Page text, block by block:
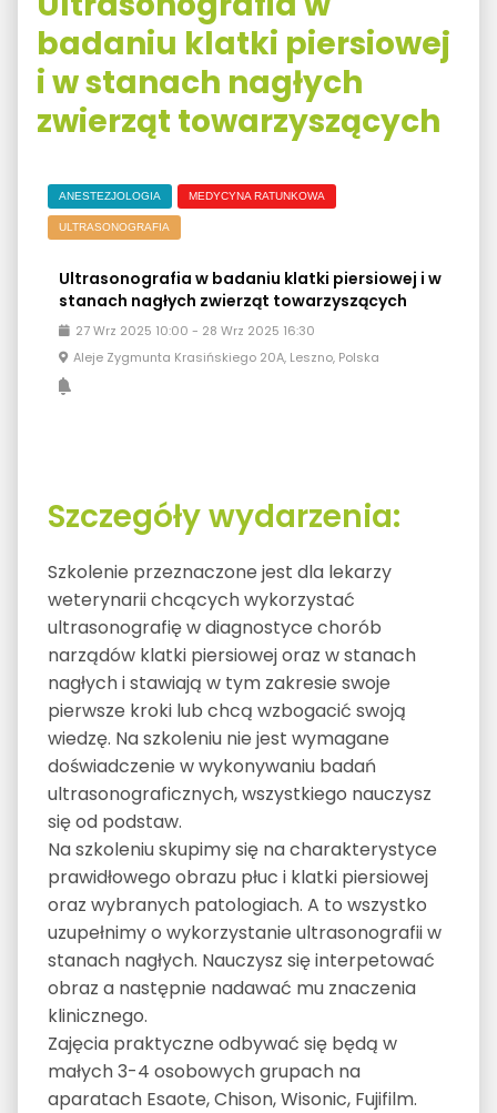
badaniu klatki piersiowej
i w stanach nagłych
zwierząt towarzyszących
ANESTEZJOLOGIA MEDYCYNA RATUNKOWA
ULTRASONOGRAFIA
Ultrasonografia w badaniu klatki piersiowej i w
stanach nagłych zwierząt towarzyszących
27 Wrz 2025 10:00 - 28 Wrz 2025 16:30
Aleje Zygmunta Krasińskiego 20A, Leszno, Polska
Szczegóły wydarzenia:
Szkolenie przeznaczone jest dla lekarzy
weterynarii chcących wykorzystać
ultrasonografię w diagnostyce chorób
narządów klatki piersiowej oraz w stanach
nagłych i stawiają w tym zakresie swoje
pierwsze kroki lub chcą wzbogacić swoją
wiedzę. Na szkoleniu nie jest wymagane
doświadczenie w wykonywaniu badań
ultrasonograficznych, wszystkiego nauczysz
się od podstaw.
Na szkoleniu skupimy się na charakterystyce
prawidłowego obrazu płuc i klatki piersiowej
oraz wybranych patologiach. A to wszystko
uzupełnimy o wykorzystanie ultrasonografii w
stanach nagłych. Nauczysz się interpetować
obraz a następnie nadawać mu znaczenia
klinicznego.
Zajęcia praktyczne odbywać się będą w
małych 3-4 osobowych grupach na
aparatach Esaote, Chison, Wisonic, Fujifilm.